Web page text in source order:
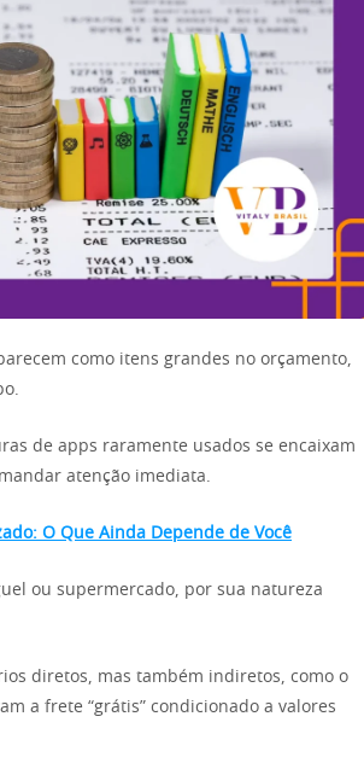
como itens grandes no orçamento,
de apps raramente usados se encaixam
atenção imediata.
O Que Ainda Depende de Você
ou supermercado, por sua natureza
diretos, mas também indiretos, como o
a frete “grátis” condicionado a valores